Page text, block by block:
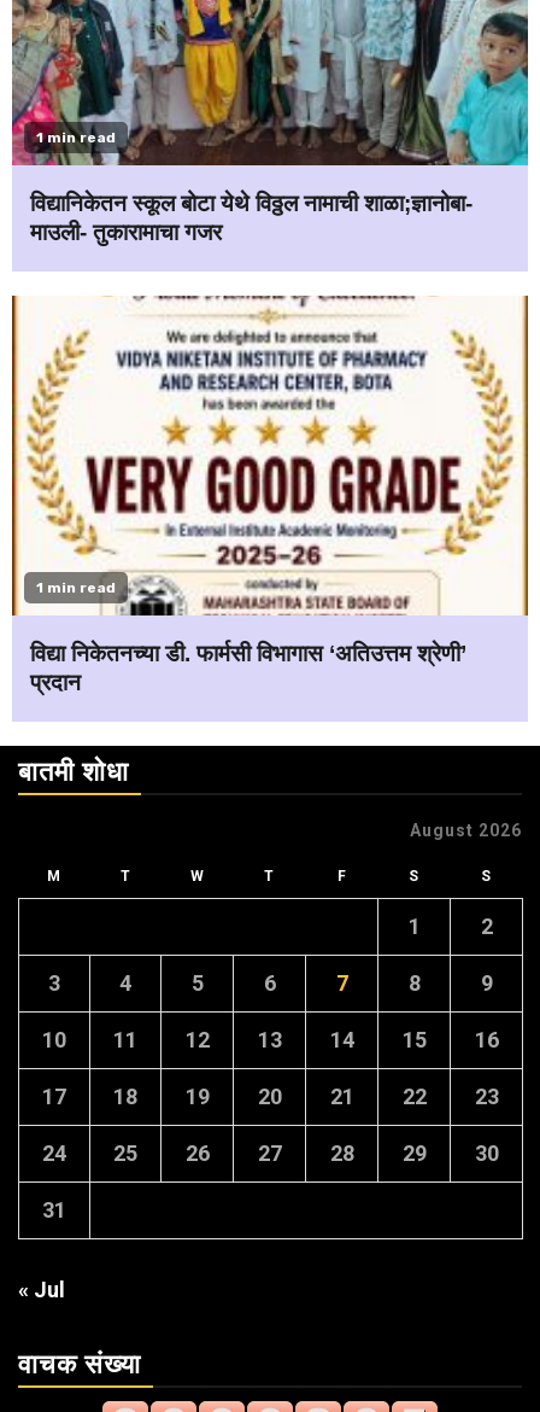
1 min read
विद्यानिकेतन स्कूल बोटा येथे विठ्ठल नामाची शाळा;ज्ञानोबा-
माउली- तुकारामाचा गजर
1 min read
विद्या निकेतनच्या डी. फार्मसी विभागास ‘अतिउत्तम श्रेणी’
प्रदान
बातमी शोधा
August 2026
M T W T F S S
1 2
3 4 5 6 7 8 9
10 11 12 13 14 15 16
17 18 19 20 21 22 23
24 25 26 27 28 29 30
31
« Jul
वाचक संख्या